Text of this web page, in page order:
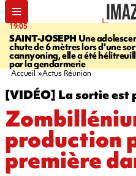
19:05
SAINT-JOSEPH Une
chute de 6 mètres lors d'une
cannyoning, elle a été
par la gendarmerie
Accueil Actus Réunion
[VIDÉO] La sortie est
production
première